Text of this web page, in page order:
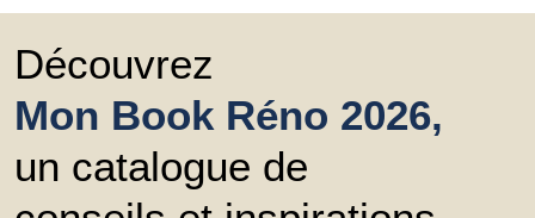
Découvrez
Mon Book Réno 2026,
un catalogue de